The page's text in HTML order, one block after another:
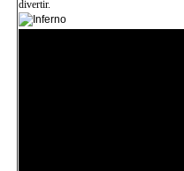
divertir.